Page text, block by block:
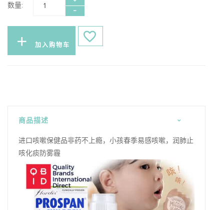
数量:
加入购物车
商品描述
进口咳嗽保健品非药不上瘾，小孩春季易感咳嗽，润肺止
咳化痰防雾霾